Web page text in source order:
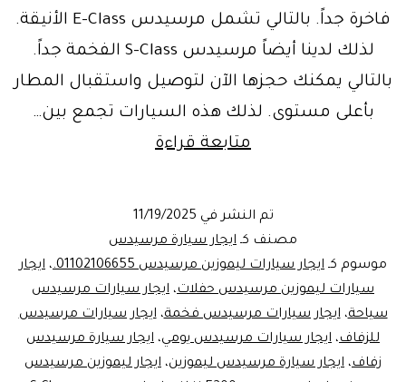
فاخرة جداً. بالتالي تشمل مرسيدس E-Class الأنيقة.
لذلك لدينا أيضاً مرسيدس S-Class الفخمة جداً.
بالتالي يمكنك حجزها الآن لتوصيل واستقبال المطار
بأعلى مستوى. لذلك هذه السيارات تجمع بين…
متابعة قراءةخدمات
مرسيدس
_
الفخامة
تبدأ
بـ
ايجار
تم النشر في 11/19/2025
مصنف كـ ايجار سيارة مرسيدس
موسوم كـ ايجار سيارات ليموزين مرسيدس 01102106655. ، ايجار
سيارات ليموزين مرسيدس حفلات، ايجار سيارات مرسيدس
سياحة،ايجار سيارات مرسيدس فخمة،ايجار سيارات مرسيدس
للزفاف، ايجار سيارات مرسيدس يومي، ايجار سيارة مرسيدس
زفاف، ايجار سيارة مرسيدس ليموزين، ايجار ليموزين مرسيدس